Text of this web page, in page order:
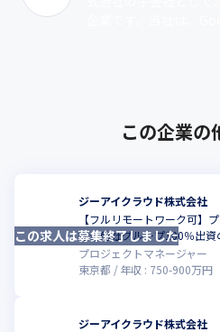
この企業の
ジーアイクラウド株式会社
【フルリモートワーク可】
総合商社グループ100％出
プロジェクトマネージャー
東京都
年収 : 750-900万円
この求人は募集終了しました
ジーアイクラウド株式会社